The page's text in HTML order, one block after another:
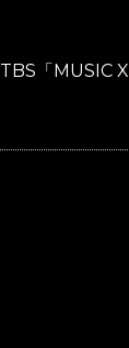
「MUSIC